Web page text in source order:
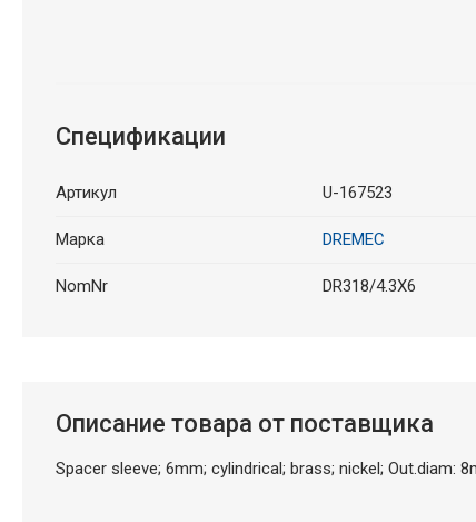
Спецификации
Артикул U-167523
Марка DREMEC
NomNr DR318/4.3X6
Описание товара от поставщика
Spacer sleeve; 6mm; cylindrical; brass; nickel; Out.diam: